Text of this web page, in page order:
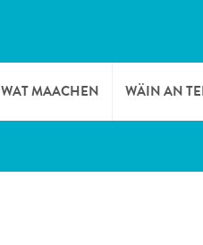
WAT MAACHEN WÄIN AN